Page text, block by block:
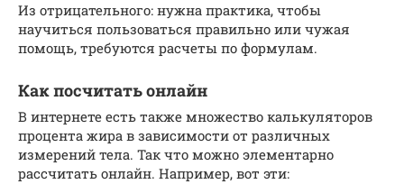
Из отрицательного: нужна практика, чтобы
научиться пользоваться правильно или чужая
помощь, требуются расчеты по формулам.
Как посчитать онлайн
В интернете есть также множество калькуляторов
процента жира в зависимости от различных
измерений тела. Так что можно элементарно
рассчитать онлайн. Например, вот эти: